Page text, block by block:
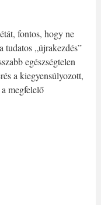
fontos, hogy ne
tudatos „újrakezdés”
egészségtelen
a kiegyensúlyozott,
megfelelő